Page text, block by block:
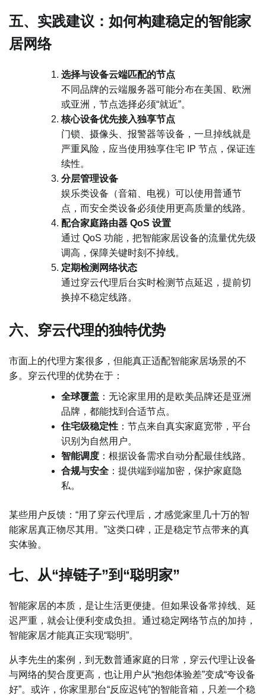
五、实践建议：如何构建稳定的智能家
居网络
选择与设备云端匹配的节点
不同品牌的云端服务器可能分布在美国、欧洲
或亚洲，节点选择必须“就近”。
核心设备优先接入独享节点
门锁、摄像头、报警器等设备，一旦掉线就是
严重风险，应当使用独享住宅 IP 节点，保证连
续性。
分层管理设备
娱乐类设备（音箱、电视）可以使用普通节
点，而安全类设备必须使用更高质量的线路。
配合家庭路由器 QoS 设置
通过 QoS 功能，把智能家居设备的流量优先级
调高，保障关键时刻不掉线。
定期检测网络状态
通过穿云代理后台实时检测节点延迟，提前切
换掉不稳定线路。
六、穿云代理的独特优势
市面上的代理方案很多，但能真正适配智能家居场景的不
多。穿云代理的优势在于：
全球覆盖 ：无论家里用的是欧美品牌还是亚洲
品牌，都能找到合适节点。
住宅级稳定性 ：节点来自真实家庭宽带，平台
识别为自然用户。
智能调度 ：根据设备需求自动分配最佳线路。
合规与安全 ：提供端到端加密，保护家庭隐
私。
某些用户反馈：“用了穿云代理后，才感觉家里几十万的智
能家居真正物尽其用。”这类口碑，正是稳定节点带来的真
实体验。
七、从“掉链子”到“聪明家”
智能家居的本质，是让生活更便捷。但如果设备常掉线、延
迟严重，就会让便利变成负担。通过稳定网络节点的加持，
智能家居才能真正实现“聪明”。
从李先生的案例，到无数普通家庭的日常，穿云代理让设备
与网络的契合度更高，也让用户从“抱怨体验差”变成“夸设备
好”。或许，你家里那台“反应迟钝”的智能音箱，只差一个稳